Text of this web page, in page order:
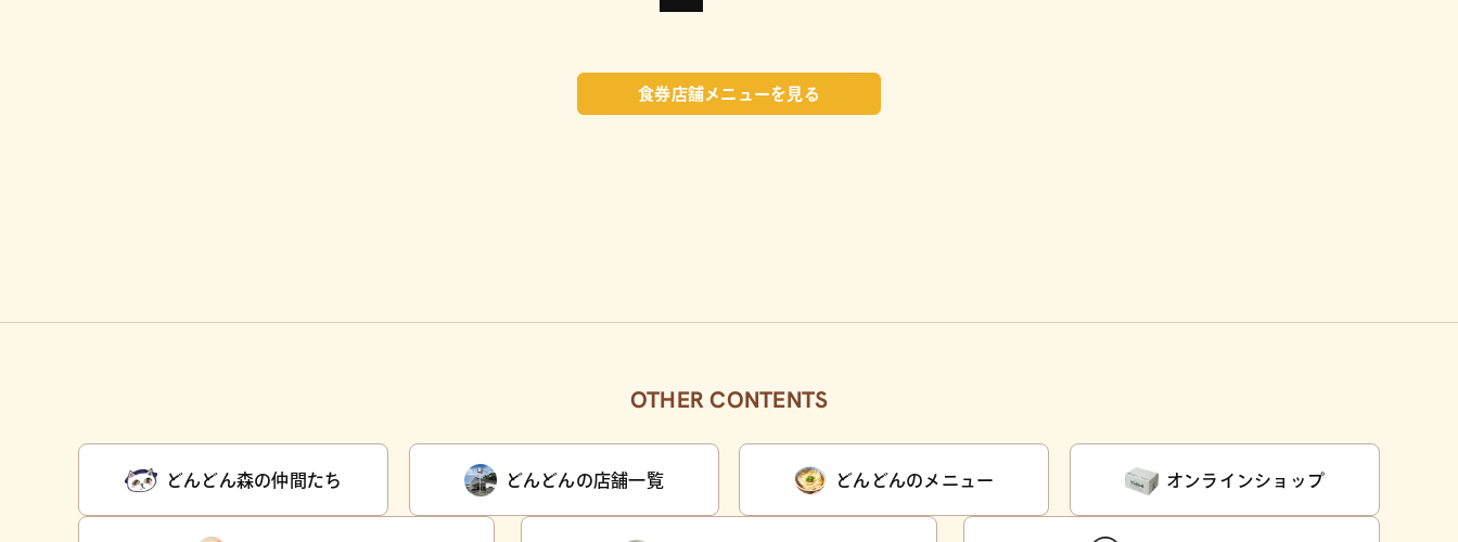
食券店舗メニューを見る
OTHER CONTENTS
どんどん森の仲間たち どんどんの店舗一覧 どんどんのメニュー オンラインショップ